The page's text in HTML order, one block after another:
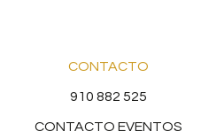
CONTACTO
910 882 525
CONTACTO EVENTOS